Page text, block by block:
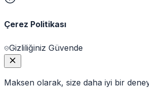
Çerez Politikası
Gizliliğiniz Güvende
Maksen olarak, size daha iyi bir